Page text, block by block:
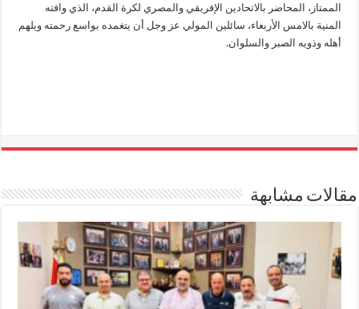
الممتاز، المحاضر بالاتحادين الإفريقي والمصري لكرة القدم، الذي وافته
المنية بالامس الأربعاء، سائلين المولي عز وجل أن يتغمده بواسع رحمته ويلهم
أهله وذويه الصبر والسلوان.
مقالات مشابهة